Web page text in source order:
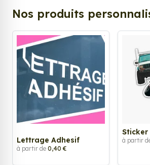
Nos produits
Lettrage Adhesif
à partir de 0,40 €
Sticker
à partir